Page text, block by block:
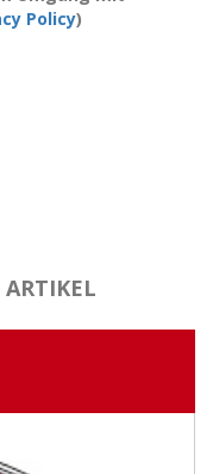
Policy)